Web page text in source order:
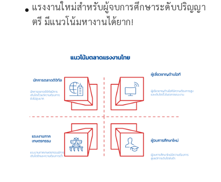
แรงงานใหม่สำหรับผู้จบการศึกษาระดับปริญญา
ตรี มีแนวโน้มหางานได้ยาก!